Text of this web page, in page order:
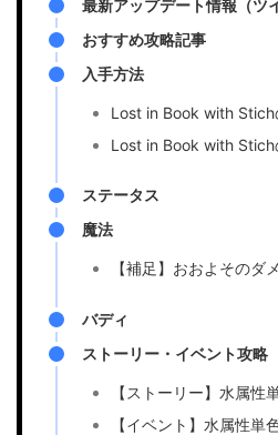
最新アップデート情報（ツ
おすすめ攻略記事
入手方法
Lost in Book with Stich
Lost in Book with Stich
ステータス
魔法
【補足】おおよそのダ
バディ
ストーリー・イベント攻略
【ストーリー】水属性
【イベント】水属性単